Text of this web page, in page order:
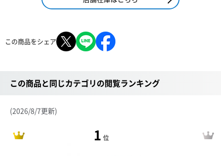
この商品をシェア
この商品と同じカテゴリの閲覧ランキング
(2026/8/7更新)
1 位